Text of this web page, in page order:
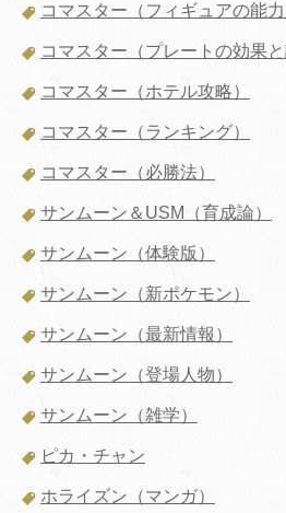
コマスター（フィギュアの能力
コマスター（プレートの効果と
コマスター（ホテル攻略）
コマスター（ランキング）
コマスター（必勝法）
サンムーン＆USM（育成論）
サンムーン（体験版）
サンムーン（新ポケモン）
サンムーン（最新情報）
サンムーン（登場人物）
サンムーン（雑学）
ピカ・チャン
ホライズン（マンガ）